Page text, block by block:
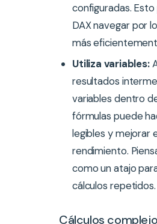
configuradas.
DAX navegar por
más
Utiliza variables:
resultados
variables dentro
fórmulas puede
legibles y mejorar
rendimiento.
como un atajo
cálculos repetidos.
Cálculos